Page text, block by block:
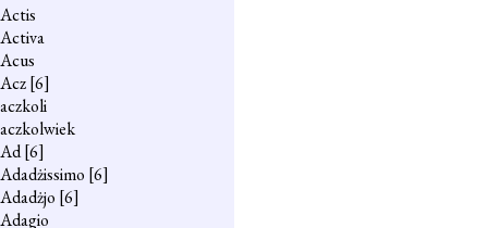
Actis
Activa
Acus
Acz[6]
aczkoli
aczkolwiek
Ad[6]
Adadżissimo [6]
Adadżjo [6]
Adagio